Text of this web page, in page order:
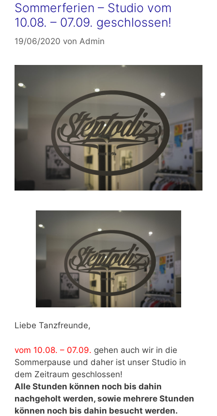
Sommerferien – Studio vom
10.08. – 07.09. geschlossen!
19/06/2020 von Admin
Liebe Tanzfreunde,
vom 10.08. – 07.09. gehen auch wir in die
Sommerpause und daher ist unser Studio in
dem Zeitraum geschlossen!
Alle Stunden können noch bis dahin
nachgeholt werden, sowie mehrere Stunden
können noch bis dahin besucht werden.